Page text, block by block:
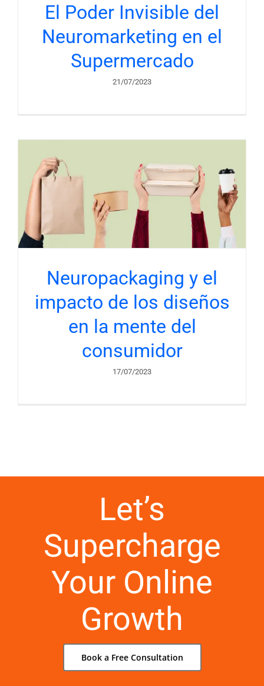
El Poder Invisible del
Neuromarketing en el
Supermercado
21/07/2023
Neuropackaging y el
impacto de los diseños
en la mente del
consumidor
17/07/2023
Let’s
Supercharge
Your Online
Growth
Book a Free Consultation